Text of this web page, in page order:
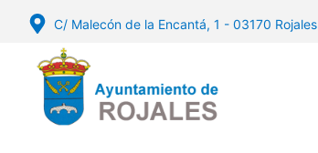
Saltar
contenido
C/ Malecón de la Encantá, 1 - 03170 Rojales